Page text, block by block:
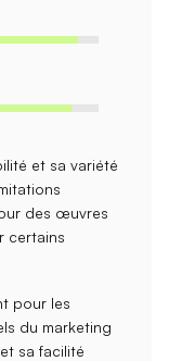
et savariété
des œuvres
certains
pour les
du marketing
sa facilité